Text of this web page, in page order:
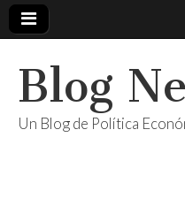
Blog
Un Blog de Política